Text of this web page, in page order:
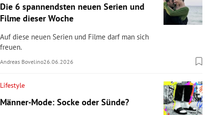
Die 6 spannendsten neuen Serien und
Filme dieser Woche
Auf diese neuen Serien und Filme darf man sich
freuen.
Andreas Bovelino26.06.2026
Lifestyle
Männer-Mode: Socke oder Sünde?